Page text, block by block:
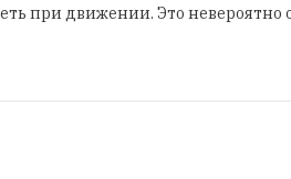
при движении. Это невероятно